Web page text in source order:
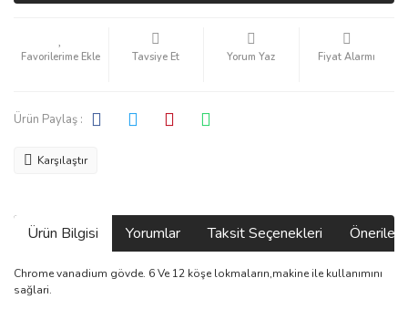
Tavsiye Et Yorum Yaz Fiyat Alarmı
Ürün Paylaş :
Karşılaştır
Ürün Bilgisi Yorumlar Taksit Seçenekleri
Chrome vanadium gövde. 6 Ve 12 köşe lokmaların,makine ile kullanımını
sağlari.